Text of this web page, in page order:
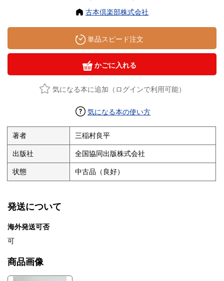
古本倶楽部株式会社
単品スピード注文
かごに入れる
気になる本に追加（ログインで利用可能）
気になる本の使い方
著者 三稲村良平
出版社 全国協同出版株式会社
状態 中古品（良好）
発送について
海外発送可否
可
商品画像